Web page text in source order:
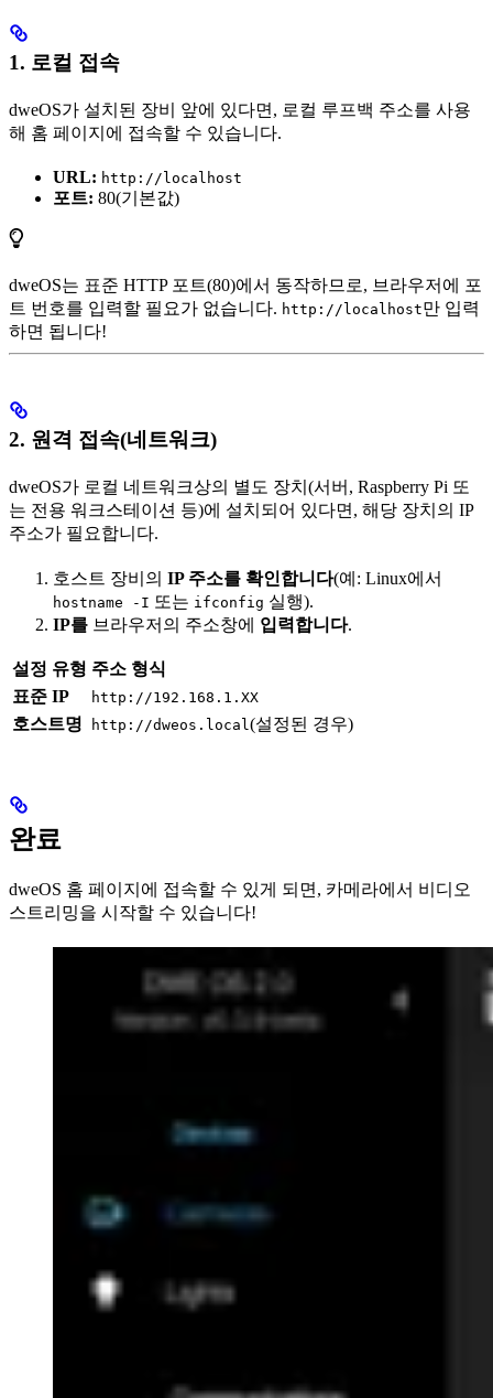
1. 로컬 접속
dweOS가 설치된 장비 앞에 있다면, 로컬 루프백 주소를 사용
해 홈 페이지에 접속할 수 있습니다.
URL: http://localhost
포트: 80(기본값)
dweOS는 표준 HTTP 포트(80)에서 동작하므로, 브라우저에 포
트 번호를 입력할 필요가 없습니다. http://localhost만 입력
하면 됩니다!
2. 원격 접속(네트워크)
dweOS가 로컬 네트워크상의 별도 장치(서버, Raspberry Pi 또
는 전용 워크스테이션 등)에 설치되어 있다면, 해당 장치의 IP
주소가 필요합니다.
호스트 장비의 IP 주소를 확인합니다(예: Linux에서
hostname -I 또는 ifconfig 실행).
IP를 브라우저의 주소창에 입력합니다.
설정 유형 주소 형식
표준 IP
http://192.168.1.XX
호스트명 http://dweos.local (설정된 경우)
완료
dweOS 홈 페이지에 접속할 수 있게 되면, 카메라에서 비디오
스트리밍을 시작할 수 있습니다!